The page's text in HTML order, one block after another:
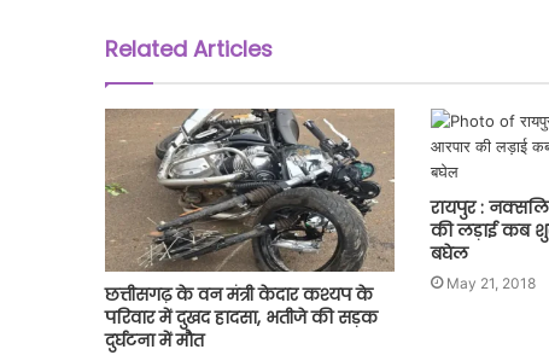
Related Articles
छत्तीसगढ़ के वन मंत्री केदार कश्यप के
परिवार में दुखद हादसा, भतीजे की सड़क
दुर्घटना में मौत
रायपुर :
की लड़ाई कब
बघेल
May 21, 2018